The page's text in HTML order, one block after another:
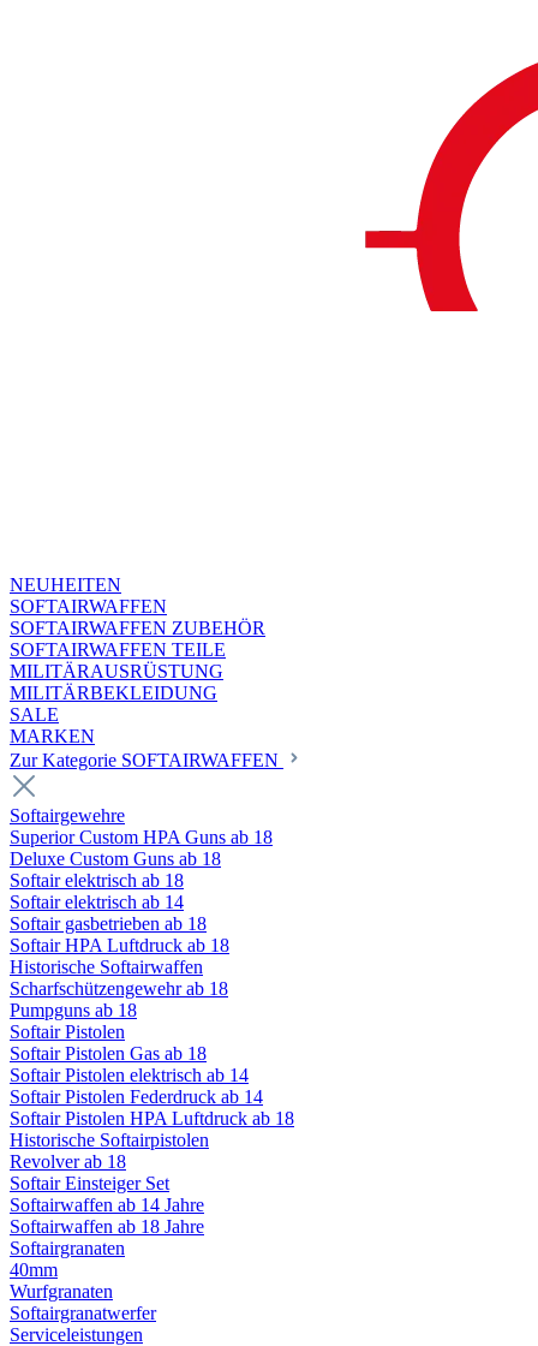
NEUHEITEN
SOFTAIRWAFFEN
SOFTAIRWAFFEN ZUBEHÖR
SOFTAIRWAFFEN TEILE
MILITÄRAUSRÜSTUNG
MILITÄRBEKLEIDUNG
SALE
MARKEN
Zur Kategorie SOFTAIRWAFFEN
Softairgewehre
Superior Custom HPA Guns ab 18
Deluxe Custom Guns ab 18
Softair elektrisch ab 18
Softair elektrisch ab 14
Softair gasbetrieben ab 18
Softair HPA Luftdruck ab 18
Historische Softairwaffen
Scharfschützengewehr ab 18
Pumpguns ab 18
Softair Pistolen
Softair Pistolen Gas ab 18
Softair Pistolen elektrisch ab 14
Softair Pistolen Federdruck ab 14
Softair Pistolen HPA Luftdruck ab 18
Historische Softairpistolen
Revolver ab 18
Softair Einsteiger Set
Softairwaffen ab 14 Jahre
Softairwaffen ab 18 Jahre
Softairgranaten
40mm
Wurfgranaten
Softairgranatwerfer
Serviceleistungen